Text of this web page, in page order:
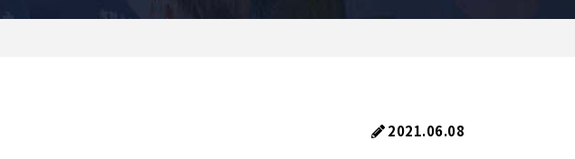
2021.06.08